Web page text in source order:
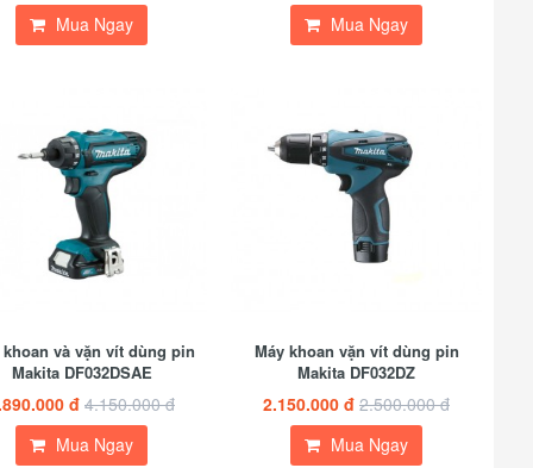
Mua Ngay
Mua Ngay
khoan và vặn vít dùng pin
Makita DF032DSAE
đ 4.150.000 đ
Mua Ngay
Máy khoan vặn vít dùng pin
Makita DF032DZ
2.150.000 đ 2.500.000 đ
Mua Ngay